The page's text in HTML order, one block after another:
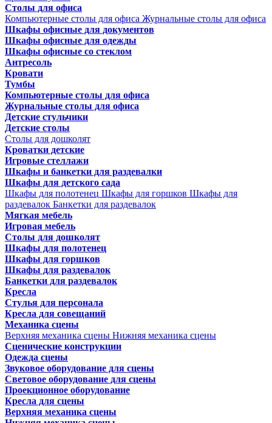
Столы для офиса
Компьютерные столы для офиса Журнальные столы для офиса
Шкафы офисные для документов
Шкафы офисные для одежды
Шкафы офисные со стеклом
Антресоль
Кровати
Тумбы
Компьютерные столы для офиса
Журнальные столы для офиса
Детские стульчики
Детские столы
Столы для дошколят
Кроватки детские
Игровые стеллажи
Шкафы и банкетки для раздевалки
Шкафы для детского сада
Шкафы для полотенец Шкафы для горшков Шкафы для
раздевалок Банкетки для раздевалок
Мягкая мебель
Игровая мебель
Столы для дошколят
Шкафы для полотенец
Шкафы для горшков
Шкафы для раздевалок
Банкетки для раздевалок
Кресла
Стулья для персонала
Кресла для совещаний
Механика сцены
Верхняя механика сцены Нижняя механика сцены
Сценические конструкции
Одежда сцены
Звуковое оборудование для сцены
Световое оборудование для сцены
Проекционное оборудование
Кресла для сцены
Верхняя механика сцены